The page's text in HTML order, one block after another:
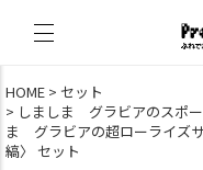
HOME
セット
しましま グラビアのスポ
ま グラビアの超ローライズ
縞〉 セット